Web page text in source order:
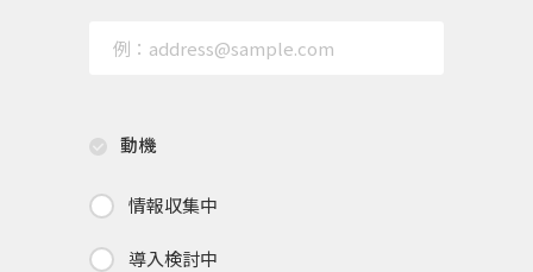
動機
情報収集中
導入検討中